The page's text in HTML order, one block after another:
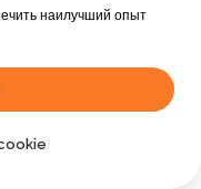
либо
наилучший опыт